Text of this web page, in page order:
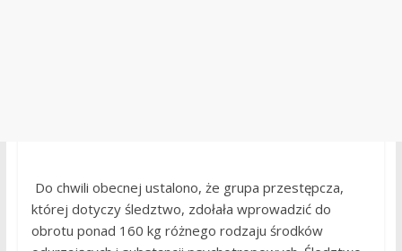
Do chwili obecnej ustalono, że grupa przestępcza,
której dotyczy śledztwo, zdołała wprowadzić do
obrotu ponad 160 kg różnego rodzaju środków